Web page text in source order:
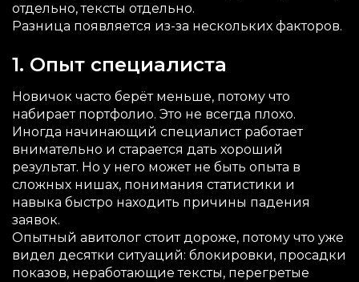
отдельно, тексты отдельно.
Разница появляется из-за нескольких факторов.
1. Опыт специалиста
Новичок часто берёт меньше, потому что
набирает портфолио. Это не всегда плохо.
Иногда начинающий специалист работает
внимательно и старается дать хороший
результат. Но у него может не быть опыта в
сложных нишах, понимания статистики и
навыка быстро находить причины падения
заявок.
Опытный авитолог стоит дороже, потому что уже
видел десятки ситуаций: блокировки, просадки
показов, неработающие тексты, перегретые